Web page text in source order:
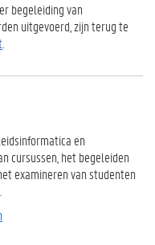
begeleiding van
uitgevoerd, zijn terug te
.
en
cursussen, het begeleiden
examineren van studenten